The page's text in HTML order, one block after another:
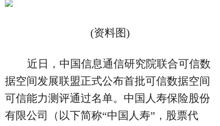
(资料图)
近日，中国信息通信研究院联合可信数
据空间发展联盟正式公布首批可信数据空间
可信能力测评通过名单。中国人寿保险股份
有限公司（以下简称“中国人寿”，股票代